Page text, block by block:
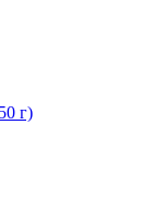
г)